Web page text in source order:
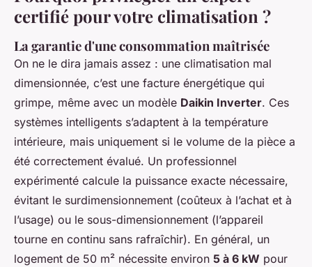
certifié pour votre climatisation ?
La garantie d'une consommation maîtrisée
On ne le dira jamais assez : une climatisation mal
dimensionnée, c’est une facture énergétique qui
grimpe, même avec un modèle Daikin Inverter. Ces
systèmes intelligents s’adaptent à la température
intérieure, mais uniquement si le volume de la pièce a
été correctement évalué. Un professionnel
expérimenté calcule la puissance exacte nécessaire,
évitant le surdimensionnement (coûteux à l’achat et à
l’usage) ou le sous-dimensionnement (l’appareil
tourne en continu sans rafraîchir). En général, un
logement de 50 m² nécessite environ 5 à 6 kW pour